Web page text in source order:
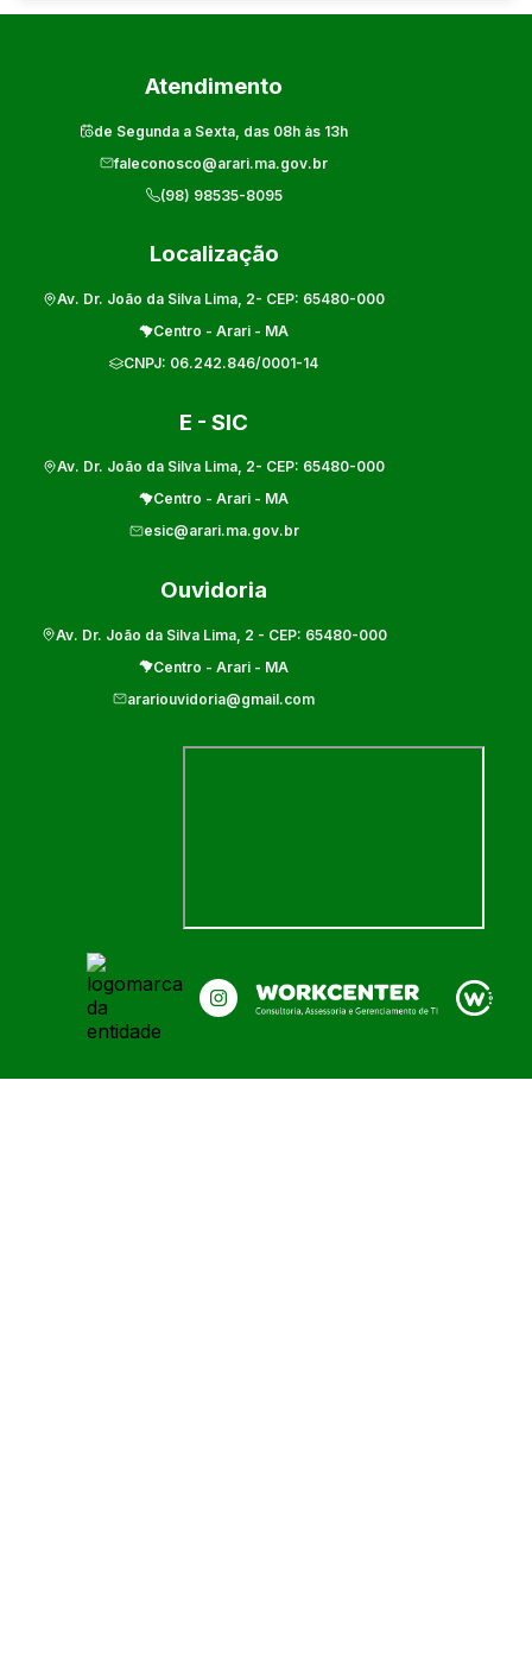
Atendimento
de Segunda a Sexta, das 08h às 13h
faleconosco@arari.ma.gov.br
(98) 98535-8095
Localização
Av. Dr. João da Silva Lima, 2- CEP: 65480-000
Centro - Arari - MA
CNPJ: 06.242.846/0001-14
E - SIC
Av. Dr. João da Silva Lima, 2- CEP: 65480-000
Centro - Arari - MA
esic@arari.ma.gov.br
Ouvidoria
Av. Dr. João da Silva Lima, 2 - CEP: 65480-000
Centro - Arari - MA
arariouvidoria@gmail.com